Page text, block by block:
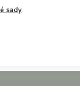
sady